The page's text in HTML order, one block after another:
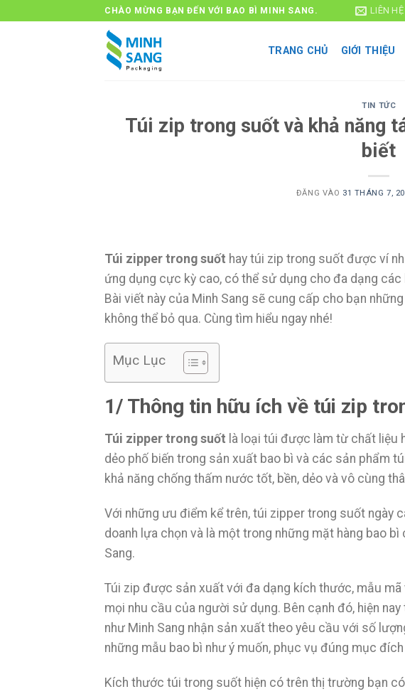
qua
CHÀO MỪNG BẠN ĐẾN VỚI BAO BÌ MINH SANG. LIÊN HỆ
TRANG CHỦ GIỚI THIỆU
TIN TỨC
Túi zip trong suốt và khả năng
biết
ĐĂNG VÀO 31 THÁNG 7,
Túi zipper trong suốt hay túi zip trong suốt được ví
ứng dụng cực kỳ cao, có thể sử dụng cho đa dạng các
Bài viết này của Minh Sang sẽ cung cấp cho bạn
không thể bỏ qua. Cùng tìm hiểu ngay nhé!
Mục Lục
1/ Thông tin hữu ích về túi zip
Túi zipper trong suốt là loại túi được làm từ chất liệu
dẻo phố biến trong sản xuất bao bì và các sản phẩm
khả năng chống thấm nước tốt, bền, dẻo và vô cùng
Với những ưu điểm kể trên, túi zipper trong suốt ngày
doanh lựa chọn và là một trong những mặt hàng bao
Sang.
Túi zip được sản xuất với đa dạng kích thước, mẫu
mọi nhu cầu của người sử dụng. Bên cạnh đó, hiện
như Minh Sang nhận sản xuất theo yêu cầu với số
những mẫu bao bì như ý muốn, phục vụ đúng mục
Kích thước túi trong suốt hiện có trên thị trường bạn